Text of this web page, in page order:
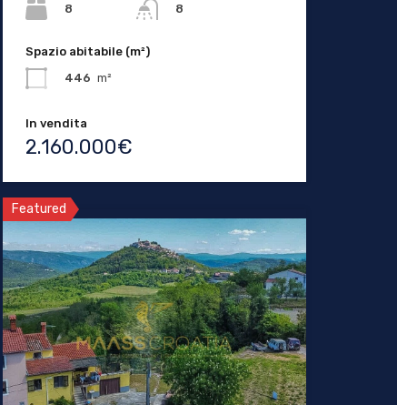
8
8
Spazio abitabile (m²)
446 m²
In vendita
2.160.000€
Featured